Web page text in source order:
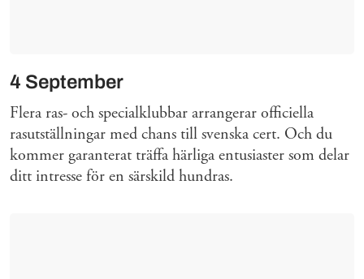
4 September
Flera ras- och specialklubbar arrangerar officiella
rasutställningar med chans till svenska cert. Och du
kommer garanterat träffa härliga entusiaster som delar
ditt intresse för en särskild hundras.